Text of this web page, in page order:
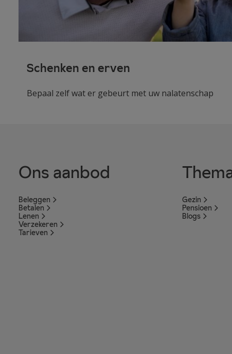
Schenken en erven
Bepaal zelf wat er gebeurt met uw nalatenschap
Ons aanbod
Beleggen
Betalen
Lenen
Verzekeren
Tarieven
Gezin
Pensioen
Blogs